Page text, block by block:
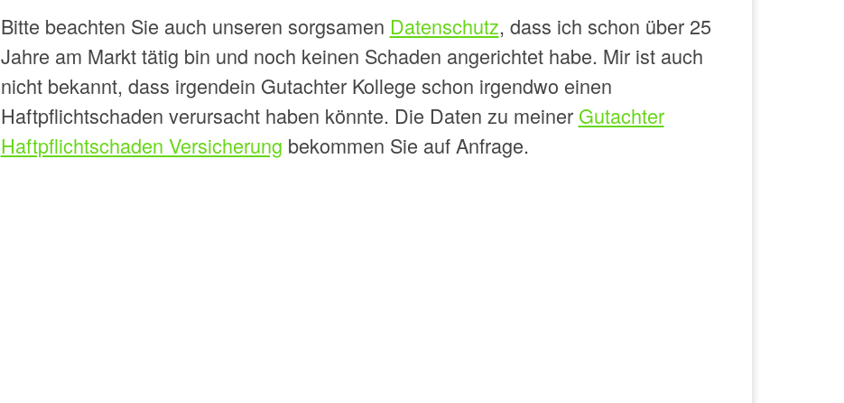
Bitte beachten Sie auch unseren sorgsamen Datenschutz, dass ich schon über 25
Jahre am Markt tätig bin und noch keinen Schaden angerichtet habe. Mir ist auch
nicht bekannt, dass irgendein Gutachter Kollege schon irgendwo einen
Haftpflichtschaden verursacht haben könnte. Die Daten zu meiner Gutachter
Haftpflichtschaden Versicherung bekommen Sie auf Anfrage.